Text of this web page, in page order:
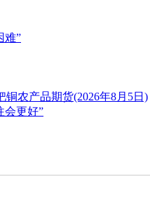
难”
农产品期货(2026年8月5日)
会更好”